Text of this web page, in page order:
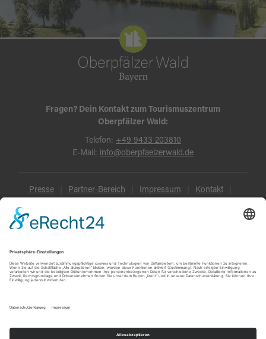
Fragen? Dein Kontakt zum Tourismuszentrum
Oberpfälzer Wald:
Telefon: +49 9433 203810
E-Mail: info@oberpfaelzerwald.de
Presse Partner-Bereich Impressum Kontakt
Datenschutz